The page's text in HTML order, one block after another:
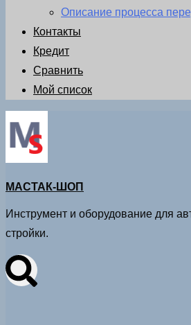
Описание процесса
Контакты
Кредит
Сравнить
Мой список
МАСТАК-ШОП
Инструмент и оборудование для
стройки.